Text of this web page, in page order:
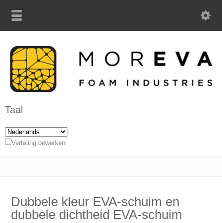
Taal
Vertaling bewerken
Dubbele kleur EVA-schuim en
dubbele dichtheid EVA-schuim